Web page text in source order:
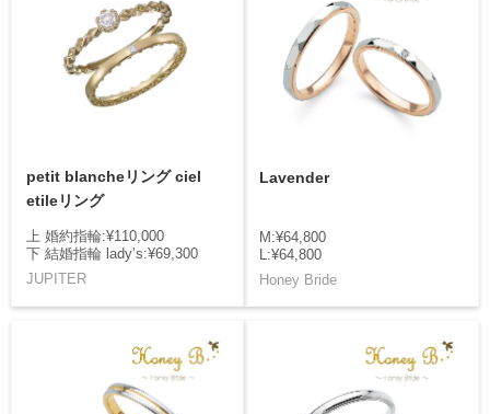
petit blancheリング ciel
etileリング
上 婚約指輪:¥110,000
下 結婚指輪 lady’s:¥69,300
JUPITER
Lavender
M:¥64,800
L:¥64,800
Honey Bride